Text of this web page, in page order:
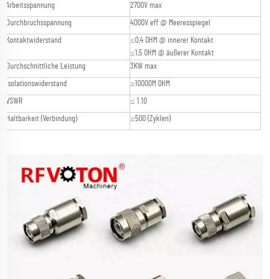
Arbeitsspannung 2700V max
Durchbruchsspannung 4000V eff @ Meeresspiegel
Kontaktwiderstand
≤0,4 OHM @ innerer Kontakt
≤1,5 OHM @ äußerer Kontakt
Durchschnittliche Leistung
3KW max
Isolationswiderstand ≥10000M OHM
VSWR ≤ 1.10
Haltbarkeit (Verbindung) ≥500 (Zyklen)